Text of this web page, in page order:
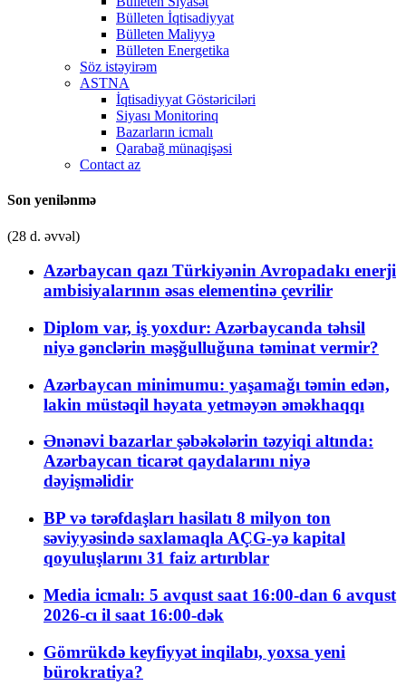
Bülleten İqtisadiyyat
Bülleten Maliyyə
Bülleten Energetika
Söz istəyirəm
ASTNA
İqtisadiyyat Göstəriciləri
Siyası Monitorinq
Bazarların icmalı
Qarabağ münaqişəsi
Contact az
Son yenilənmə
(28 d. əvvəl)
Azərbaycan qazı Türkiyənin Avropadakı enerji
ambisiyalarının əsas elementinə çevrilir
Diplom var, iş yoxdur: Azərbaycanda təhsil
niyə gənclərin məşğulluğuna təminat vermir?
Azərbaycan minimumu: yaşamağı təmin edən,
lakin müstəqil həyata yetməyən əməkhaqqı
Ənənəvi bazarlar şəbəkələrin təzyiqi altında:
Azərbaycan ticarət qaydalarını niyə
dəyişməlidir
BP və tərəfdaşları hasilatı 8 milyon ton
səviyyəsində saxlamaqla AÇG-yə kapital
qoyuluşlarını 31 faiz artırıblar
Media icmalı: 5 avqust saat 16:00-dan 6 avqust
2026-cı il saat 16:00-dək
Gömrükdə keyfiyyət inqilabı, yoxsa yeni
bürokratiya?